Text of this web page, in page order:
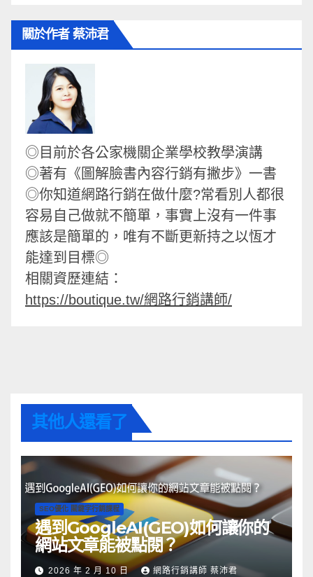
關於作者 蔡沛君
◎目前於各公家機關企業學校教學演講
◎著有《圖解臉書內容行銷有撇步》一書
◎你知道網路行銷在做什麼?常看別人都很
容易自己做就不簡單，事實上沒有一件事
應該是簡單的，唯有不斷更新持之以恆才
能達到目標◎
相關資歷連結：
https://boutique.tw/網路行銷講師/
其他人還看了
SEO優化 關鍵字行銷課程
遇到GoogleAI(GEO)如何讓你的
網站文章能被點閱？
2026 年 2 月 10 日 網路行銷講師 蔡沛君